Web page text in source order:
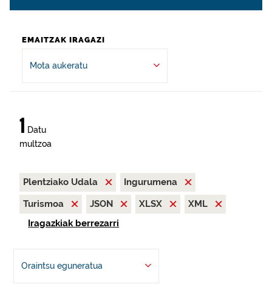
EMAITZAK IRAGAZI
Mota aukeratu
1 Datu
multzoa
Plentziako Udala
Ingurumena
Turismoa
JSON XLSX
XML
Iragazkiak berrezarri
Oraintsu eguneratua